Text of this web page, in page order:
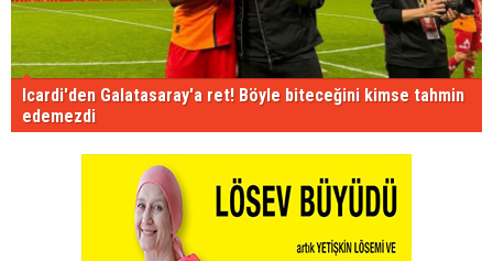
Icardi'den Galatasaray'a ret! Böyle biteceğini kimse tahmin
edemezdi